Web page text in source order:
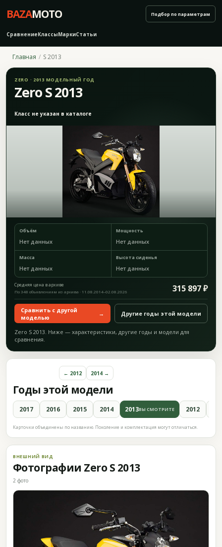
BAZAMOTO
СравнениеКлассыМаркиСтатьи
Подбор по параметрам
Главная S 2013
ZERO · 2013 МОДЕЛЬНЫЙ ГОД
Zero S 2013
Класс не указан в каталоге
Объём
Нет данных
Мощность
Нет данных
Масса
Нет данных
Высота сиденья
Нет данных
Средняя цена в архиве 315 897 ₽
По 348 объявлениям из архива · 11.08.2014–02.08.2026
Сравнить с другой
моделью
→ Другие годы этой модели
Zero S 2013. Ниже — характеристики, другие годы и модели для
сравнения.
Годы этой модели
← 2012 2014 →
2017 2016 2015 2014 2013ВЫ СМОТРИТЕ 2012
Карточки объединены по названию. Поколение и комплектация могут отличаться.
ВНЕШНИЙ ВИД
Фотографии Zero S 2013
2 фото